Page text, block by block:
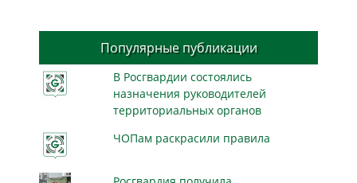
Популярные публикации
В Росгвардии состоялись
назначения руководителей
территориальных органов
ЧОПам раскрасили правила